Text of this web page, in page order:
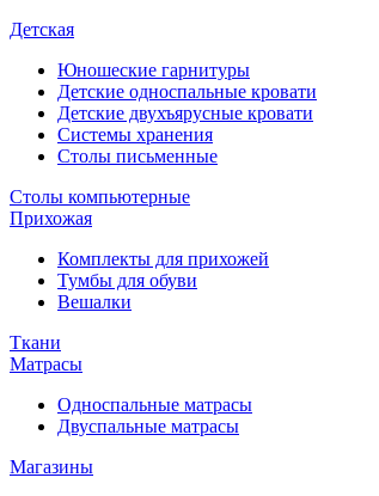
Детская
Юношеские гарнитуры
Детские односпальные кровати
Детские двухъярусные кровати
Системы хранения
Столы письменные
Столы компьютерные
Прихожая
Комплекты для прихожей
Тумбы для обуви
Вешалки
Ткани
Матрасы
Односпальные матрасы
Двуспальные матрасы
Магазины